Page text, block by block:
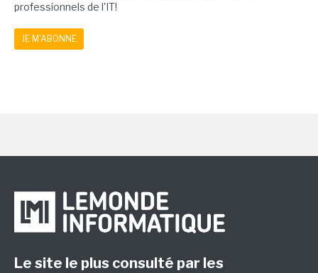
professionnels de l'IT!
JE M'ABONNE
Le site le plus consulté par les